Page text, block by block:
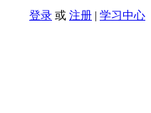
登录 或 注册 | 学习中心